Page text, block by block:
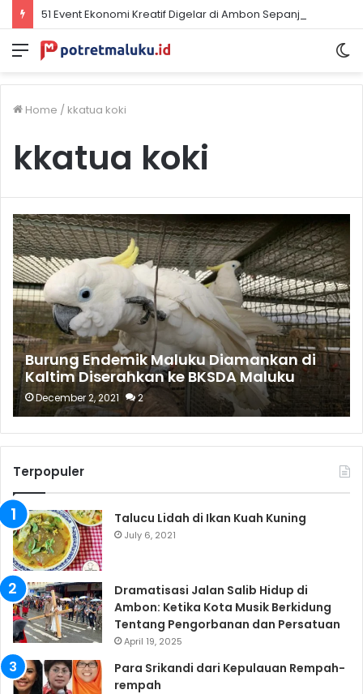
Menu
Home / kkatua koki
kkatua koki
Burung Endemik Maluku Diamankan di
Kaltim Diserahkan ke BKSDA Maluku
December 2, 2021 2
Terpopuler
Talucu Lidah di Ikan Kuah Kuning
July 6, 2021
Dramatisasi Jalan Salib Hidup di
Ambon: Ketika Kota Musik Berkidung
Tentang Pengorbanan dan Persatuan
April 19, 2025
Para Srikandi dari Kepulauan Rempah-
rempah